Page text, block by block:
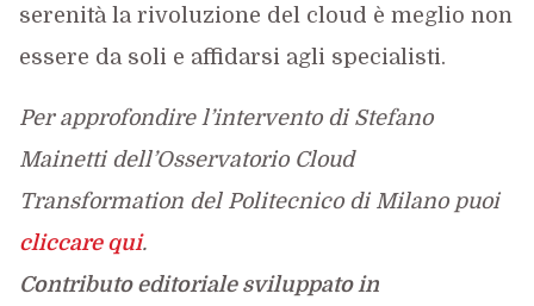
serenità la rivoluzione del cloud è meglio non
essere da soli e affidarsi agli specialisti.
Per approfondire l’intervento di Stefano
Mainetti dell’Osservatorio Cloud
Transformation del Politecnico di Milano puoi
cliccare qui.
Contributo editoriale sviluppato in